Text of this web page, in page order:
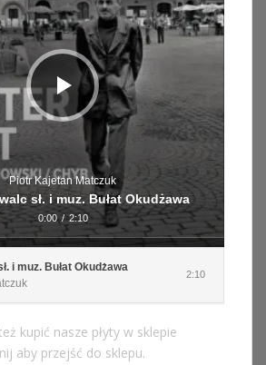
Piotr Kajetan Matczuk
sł. i muz. Bułat Okudżawa
0:00 / 2:10
i muz. Bułat Okudżawa
2:10
kupić nasze płyty w sklepie
aby przejść do sklepu.